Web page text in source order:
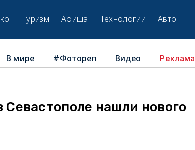
Туризм Афиша Технологии Авто
В мире #Фотореп Видео Реклама
нашли нового